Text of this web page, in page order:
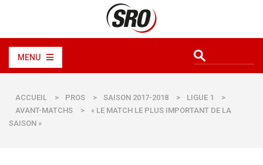
MENU
ACCUEIL > PROS > SAISON 2017-2018 > LIGUE 1
>
AVANT-MATCHS
>
« LE MATCH LE PLUS IMPORTANT DE LA
SAISON »